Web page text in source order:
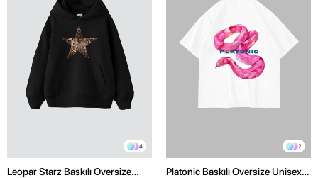
4
Leopar Starz Baskılı Oversize
2
Platonic Baskılı Oversize Unisex